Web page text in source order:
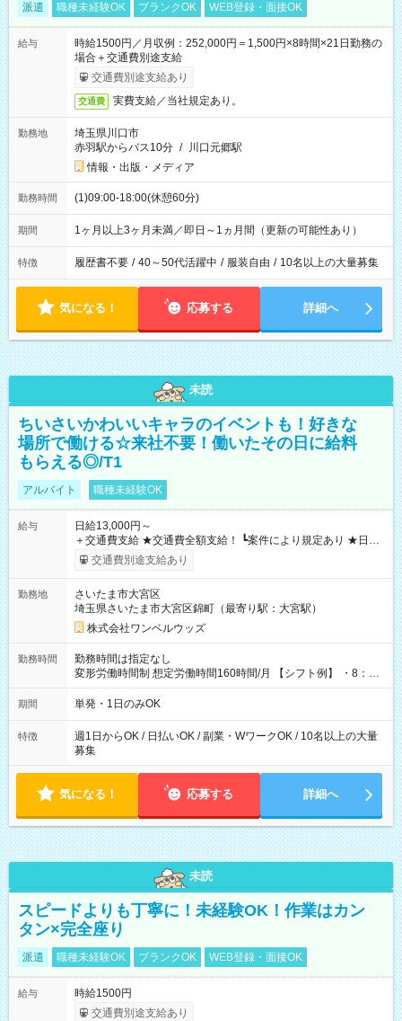
派遣 職種未経験OK ブランクOK WEB登録・面接OK
給与
時給1500円／月収例：252,000円＝1,500円×8時間×21日勤務の
場合＋交通費別途支給
交通費別途支給あり
交通費 実費支給／当社規定あり。
勤務地
埼玉県川口市
赤羽駅からバス10分 / 川口元郷駅
情報・出版・メディア
勤務時間 (1)09:00-18:00(休憩60分)
期間 1ヶ月以上3ヶ月未満／即日～1ヵ月間（更新の可能性あり）
特徴 履歴書不要 / 40～50代活躍中 / 服装自由 / 10名以上の大量募集
気になる！ 応募する 詳細へ
未読
ちいさいかわいいキャラのイベントも！好きな
場所で働ける☆来社不要！働いたその日に給料
もらえる◎/T1
アルバイト 職種未経験OK
給与
日給13,000円～
＋交通費支給 ★交通費全額支給！ ┗案件により規定あり ★日払
いOK！（規定あり） ┗働いたその日に現金GET♪ お仕事後はコ
ンビニATMから 日払い分を引き落とせます！ 【試用期間】試
交通費別途支給あり
勤務地
さいたま市大宮区
埼玉県さいたま市大宮区錦町（最寄り駅：大宮駅）
株式会社ワンベルウッズ
勤務時間
勤務時間は指定なし
変形労働時間制 想定労働時間160時間/月 【シフト例】 ・8：00
～21：00
期間 単発・1日のみOK
特徴
週1日からOK / 日払いOK / 副業・WワークOK / 10名以上の大量
募集
気になる！ 応募する 詳細へ
未読
スピードよりも丁寧に！未経験OK！作業はカン
タン×完全座り
派遣 職種未経験OK ブランクOK WEB登録・面接OK
給与
時給1500円
交通費別途支給あり